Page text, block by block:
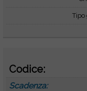
Tipo
Codice:
Scadenza: